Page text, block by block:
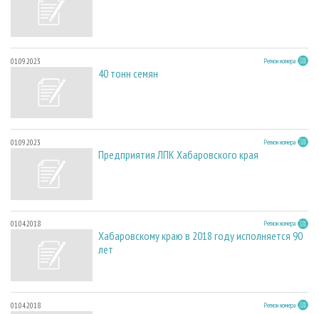
01.09.2023 Регион номера
40 тонн семян
01.09.2023 Регион номера
Предприятия ЛПК Хабаровского края
01.04.2018 Регион номера
Хабаровскому краю в 2018 году исполняется 90
лет
01.04.2018 Регион номера